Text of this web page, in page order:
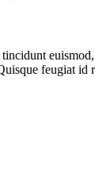
feugiat id